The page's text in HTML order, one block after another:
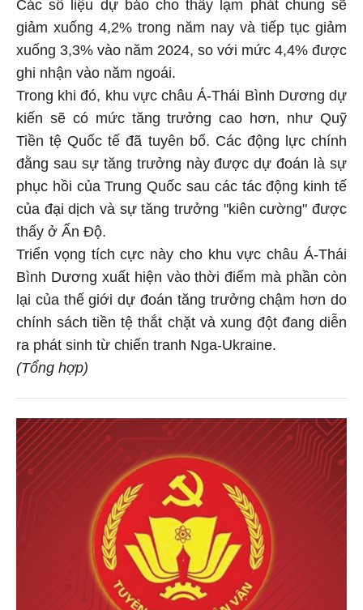
giảm xuống 4,2% trong năm nay và tiếp tục giảm
xuống 3,3% vào năm 2024, so với mức 4,4% được
ghi nhận vào năm ngoái.
Trong khi đó, khu vực châu Á-Thái Bình Dương dự
kiến sẽ có mức tăng trưởng cao hơn, như Quỹ
Tiền tệ Quốc tế đã tuyên bố. Các động lực chính
đằng sau sự tăng trưởng này được dự đoán là sự
phục hồi của Trung Quốc sau các tác động kinh tế
của đại dịch và sự tăng trưởng "kiên cường" được
thấy ở Ấn Độ.
Triển vọng tích cực này cho khu vực châu Á-Thái
Bình Dương xuất hiện vào thời điểm mà phần còn
lại của thế giới dự đoán tăng trưởng chậm hơn do
chính sách tiền tệ thắt chặt và xung đột đang diễn
ra phát sinh từ chiến tranh Nga-Ukraine.
(Tổng hợp)